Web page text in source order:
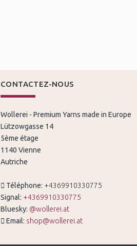
CONTACTEZ-NOUS
Wollerei - Premium Yarns made in Europe
Lützowgasse 14
5ème étage
1140 Vienne
Autriche
Téléphone: +4369910330775
Signal: +4369910330775
Bluesky: @wollerei.at
Email: shop@wollerei.at